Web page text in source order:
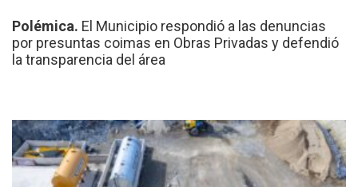
Polémica. El Municipio respondió a las denuncias
por presuntas coimas en Obras Privadas y defendió
la transparencia del área